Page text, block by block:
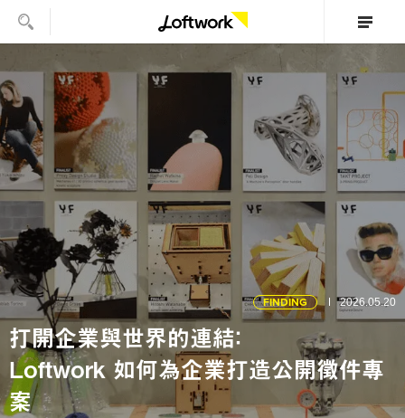
FINDING 2026.05.20
打開企業與世界的連結：
Loftwork 如何為企業打造公開徵件專
案